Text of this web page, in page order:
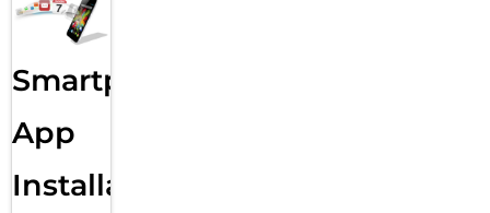
Smartphone
App
Installation